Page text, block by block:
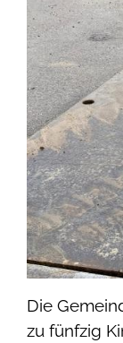
Die
zu fünfzig